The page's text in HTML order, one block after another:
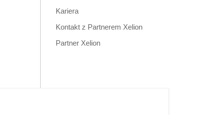
Kariera
Kontakt z Partnerem Xelion
Partner Xelion